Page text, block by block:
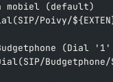
mobiel (default)
Poivy/
(Dial